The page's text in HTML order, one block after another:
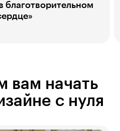
благотворительном
вам начать
с нуля